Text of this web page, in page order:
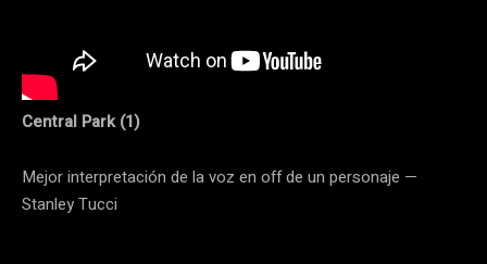
Central Park (1)
Mejor interpretación de la voz en off de un personaje —
Stanley Tucci